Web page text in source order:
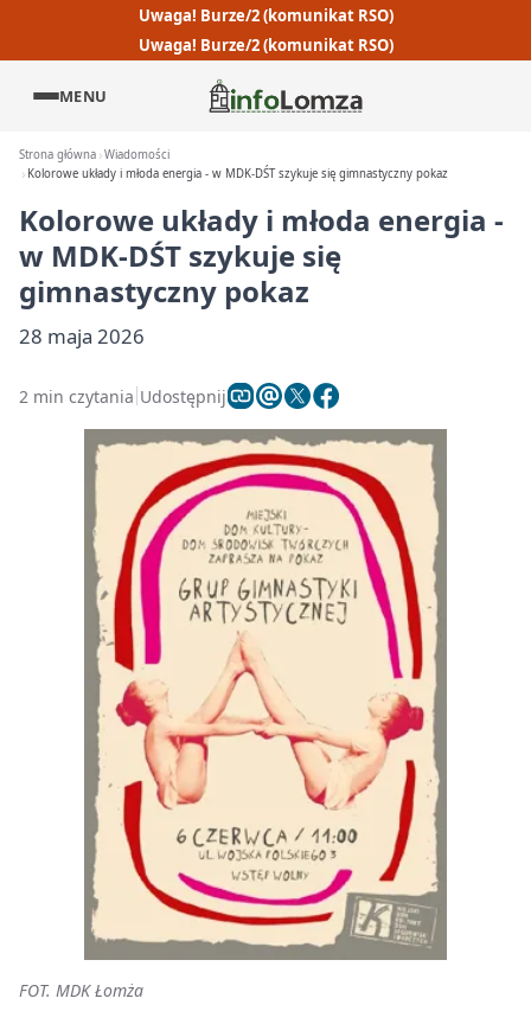
Uwaga! Burze/2 (komunikat RSO)
Uwaga! Burze/2 (komunikat RSO)
MENU
Strona główna Wiadomości
Kolorowe układy i młoda energia - w MDK-DŚT szykuje się gimnastyczny pokaz
Kolorowe układy i młoda energia -
w MDK-DŚT szykuje się
gimnastyczny pokaz
28 maja 2026
2 min czytania Udostępnij
FOT. MDK Łomża